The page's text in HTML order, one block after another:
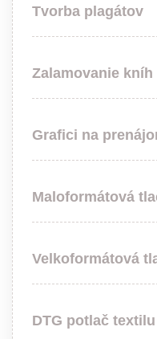
Tvorba plagátov
Zalamovanie
Grafici na
Maloformátová
Velkoformátová
DTG potlač textilu